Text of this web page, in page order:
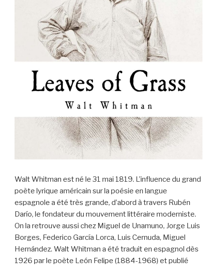
Walt Whitman est né le 31 mai 1819. L’influence du grand
poète lyrique américain sur la poésie en langue
espagnole a été très grande, d’abord à travers Rubén
Darío, le fondateur du mouvement littéraire moderniste.
On la retrouve aussi chez Miguel de Unamuno, Jorge Luis
Borges, Federico García Lorca, Luis Cernuda, Miguel
Hernández. Walt Whitman a été traduit en espagnol dès
1926 par le poète León Felipe (1884-1968) et publié